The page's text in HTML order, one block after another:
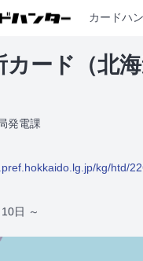
カードハ
ード（北海
発電課
kg/htd/
日 ～